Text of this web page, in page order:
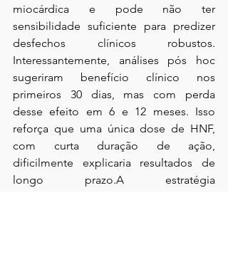
miocárdica e pode não ter
sensibilidade suficiente para predizer
desfechos clínicos robustos.
Interessantemente, análises pós hoc
sugeriram benefício clínico nos
primeiros 30 dias, mas com perda
desse efeito em 6 e 12 meses. Isso
reforça que uma única dose de HNF,
com curta duração de ação,
dificilmente explicaria resultados de
longo prazo.A estratégia